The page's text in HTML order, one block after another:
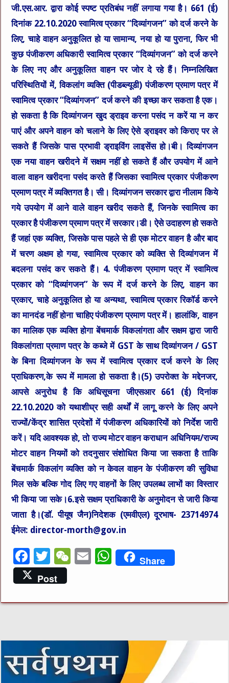
जी.एस.आर. द्वारा कोई स्पष्ट प्रतिबंध नहीं लगाया गया है। 661 (ई)
दिनांक 22.10.2020 स्वामित्व प्रकार “दिव्यांगजन” को दर्ज करने के
लिए, चाहे वाहन अनुकूलित हो या सामान्य, नया हो या पुराना, फिर भी
कुछ पंजीकरण अधिकारी स्वामित्व प्रकार “दिव्यांगजन” को दर्ज करने
के लिए नए और अनुकूलित वाहन पर जोर दे रहे हैं। निम्नलिखित
परिस्थितियों में, विकलांग व्यक्ति (पीडब्ल्यूडी) पंजीकरण प्रमाण पत्र में
स्वामित्व प्रकार “दिव्यांगजन” दर्ज करने की इच्छा कर सकता है एक।
हो सकता है कि दिव्यांगजन खुद ड्राइव करना पसंद न करें या न कर
पाएं और अपने वाहन को चलाने के लिए ऐसे ड्राइवर को किराए पर ले
सकते हैं जिसके पास प्रभावी ड्राइविंग लाइसेंस हो।बी। दिव्यांगजन
एक नया वाहन खरीदने में सक्षम नहीं हो सकते हैं और उपयोग में आने
वाला वाहन खरीदना पसंद करते हैं जिसका स्वामित्व प्रकार पंजीकरण
प्रमाण पत्र में व्यक्तिगत है। सी। दिव्यांगजन सरकार द्वारा नीलाम किये
गये उपयोग में आने वाले वाहन खरीद सकते हैं, जिनके स्वामित्व का
प्रकार है पंजीकरण प्रमाण पत्र में सरकार।डी। ऐसे उदाहरण हो सकते
हैं जहां एक व्यक्ति, जिसके पास पहले से ही एक मोटर वाहन है और बाद
में चरण अक्षम हो गया, स्वामित्व प्रकार को व्यक्ति से दिव्यांगजन में
बदलना पसंद कर सकते हैं। 4. पंजीकरण प्रमाण पत्र में स्वामित्व
प्रकार को “दिव्यांगजन” के रूप में दर्ज करने के लिए, वाहन का
प्रकार, चाहे अनुकूलित हो या अन्यथा, स्वामित्व प्रकार रिकॉर्ड करने
का मानदंड नहीं होना चाहिए पंजीकरण प्रमाण पत्र में। हालांकि, वाहन
का मालिक एक व्यक्ति होगा बेंचमार्क विकलांगता और सक्षम द्वारा जारी
विकलांगता प्रमाण पत्र के कब्जे में GST के साथ दिव्यांगजन / GST
के बिना दिव्यांगजन के रूप में स्वामित्व प्रकार दर्ज करने के लिए
प्राधिकरण,के रूप में मामला हो सकता है।(5) उपरोक्त के मद्देनजर,
आपसे अनुरोध है कि अधिसूचना जीएसआर 661 (ई) दिनांक
22.10.2020 को यथाशीघ्र सही अर्थों में लागू करने के लिए अपने
राज्यों/केंद्र शासित प्रदेशों में पंजीकरण अधिकारियों को निर्देश जारी
करें। यदि आवश्यक हो, तो राज्य मोटर वाहन कराधान अधिनियम/राज्य
मोटर वाहन नियमों को तदनुसार संशोधित किया जा सकता है ताकि
बेंचमार्क विकलांग व्यक्ति को न केवल वाहन के पंजीकरण की सुविधा
मिल सके बल्कि गोद लिए गए वाहनों के लिए उपलब्ध लाभों का विस्तार
भी किया जा सके।6.इसे सक्षम प्राधिकारी के अनुमोदन से जारी किया
जाता है।(डॉ. पीयूष जैन)निदेशक (एमवीएल) दूरभाष- 23714974
ईमेल: director-morth@gov.in
F
a
c
e
o
o
k
T
w
it
te
W
h
E
l
W
h
s
p
p
Share
Post